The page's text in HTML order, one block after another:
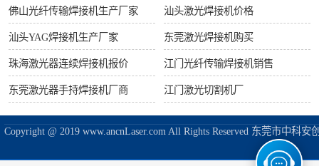
佛山光纤传输焊接机生产厂家 汕头激光焊接机价格
汕头YAG焊接机生产厂家 东莞激光焊接机购买
珠海激光器连续焊接机报价 江门光纤传输焊接机销售
东莞激光器手持焊接机厂商 江门激光切割机厂
Copyright @ 2019 www.ancnLaser.com All Rights Reserved 东莞市中科